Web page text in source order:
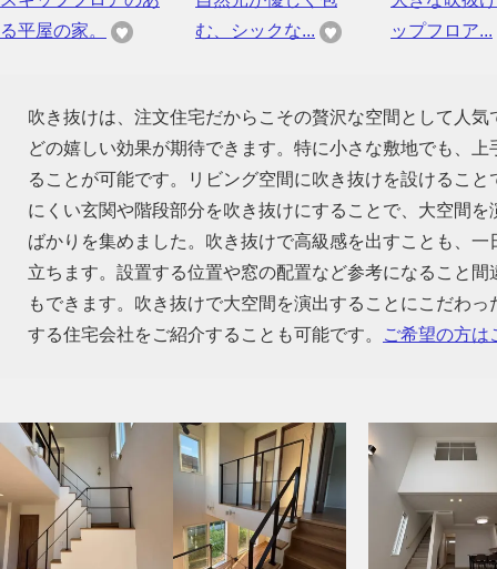
る平屋の家。
む、シックな...
ップフロア...
吹き抜けは、注文住宅だからこその贅沢な空間として人
どの嬉しい効果が期待できます。特に小さな敷地でも、
ることが可能です。リビング空間に吹き抜けを設けるこ
にくい玄関や階段部分を吹き抜けにすることで、大空間
ばかりを集めました。吹き抜けで高級感を出すことも、
立ちます。設置する位置や窓の配置など参考になること
もできます。吹き抜けで大空間を演出することにこだわ
する住宅会社をご紹介することも可能です。
ご希望の方は